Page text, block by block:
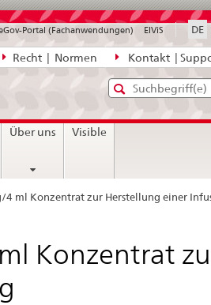
Recht | Normen Kontakt |
DE
Portal (Fachanwendungen) ElViS
Standard-
Suche
Eingabefenster
diefür
Über uns Visible
4 ml Konzentrat zur Herstellung einer
Konzentrat